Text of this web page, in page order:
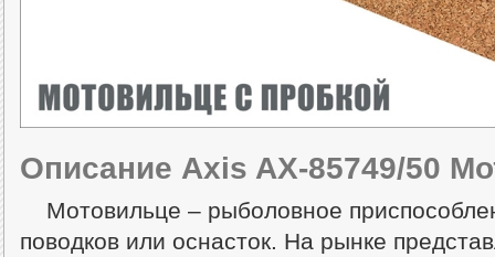
Описание Axis AX-85749/50
Мотовильце – рыболовное
поводков или оснасток. На рынке